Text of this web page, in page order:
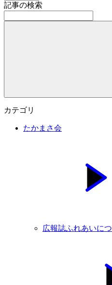
記事の検索
カテゴリ
たかまさ会
広報誌ふれあいに